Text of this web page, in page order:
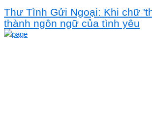
Thư Tình Gửi Ngoại: Khi chữ
thành ngôn ngữ của tình yêu